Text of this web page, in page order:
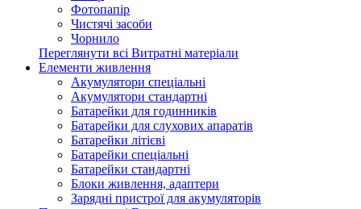
Фотопапір
Чистячі засоби
Чорнило
Переглянути всі Витратні матеріали
Елементи живлення
Акумулятори спеціальні
Акумулятори стандартні
Батарейки для годинників
Батарейки для слухових апаратів
Батарейки літієві
Батарейки спеціальні
Батарейки стандартні
Блоки живлення, адаптери
Зарядні пристрої для акумуляторів